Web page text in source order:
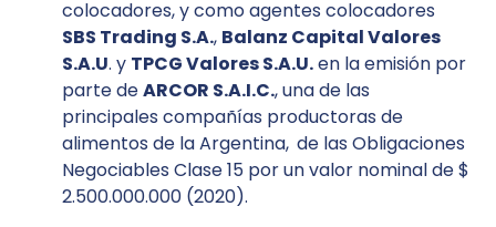
colocadores, y como agentes colocadores
SBS Trading S.A., Balanz Capital Valores
S.A.U. y TPCG Valores S.A.U.en la emisión por
parte deARCOR S.A.I.C., una de las
principales compañías productoras de
alimentos de la Argentina, de las Obligaciones
Negociables Clase 15 por un valor nominal de $
2.500.000.000 (2020).